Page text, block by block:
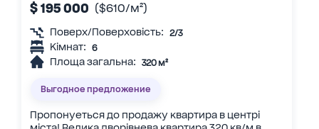
$ 195 000 ($610/м²)
Поверх/Поверховість: 2/3
Кімнат: 6
Площа загальна: 320 м²
Выгодное предложение
Пропонуеться до продажу квартира в центрi